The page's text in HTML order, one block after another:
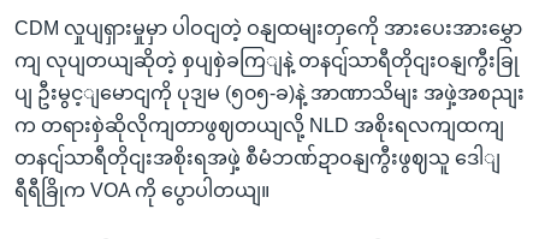
CDM လှုပျရှားမှုမှာ ပါဝငျတဲ့ ဝနျထမျးတှကေို အားပေးအားမွှော
ကျ လုပျတယျဆိုတဲ့ စှပျစှဲခကြျနဲ့ တနငျ်သာရီတိုငျးဝနျကွီးခြု
ပျ ဦးမွင့ျမောငျကို ပုဒျမ (၅၀၅-ခ)နဲ့ အာဏာသိမျး အဖှဲ့အစညျး
က တရားစှဲဆိုလိုကျတာဖွဈတယျလို့ NLD အစိုးရလကျထကျ
တနငျ်သာရီတိုငျးအစိုးရအဖှဲ့ စီမံဘဏ်ဍာဝနျကွီးဖွဈသူ ဒေါျ
ရီရီခြိုက VOA ကို ပွောပါတယျ။